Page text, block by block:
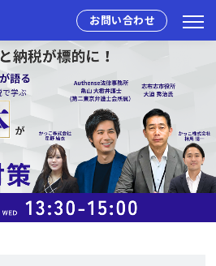
お問い合わせ